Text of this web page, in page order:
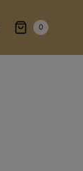
0